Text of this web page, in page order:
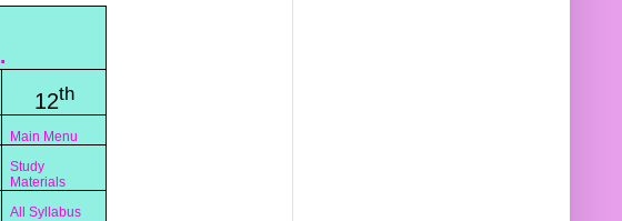
12th
Main Menu
Study
Materials
All Syllabus